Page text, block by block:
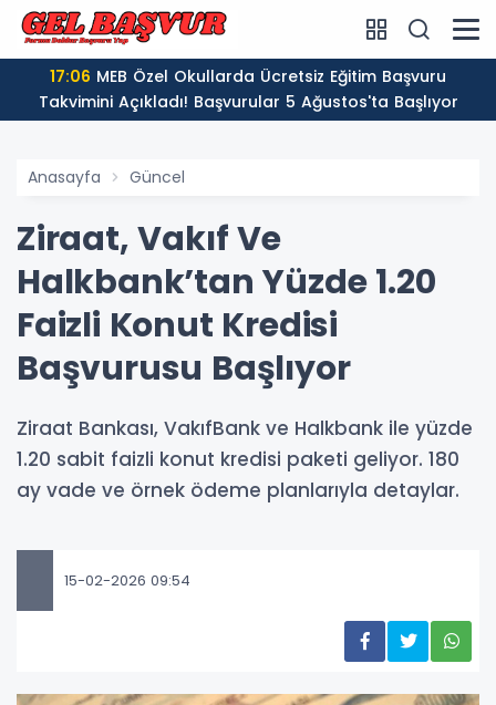
17:06
Takvimini Açıkladı! Başvurular 5 Ağustos'ta Başlıyor
Anasayfa Güncel
Ziraat, Vakıf Ve
Halkbank’tan Yüzde 1.20
Faizli Konut Kredisi
Başvurusu Başlıyor
Ziraat Bankası, VakıfBank ve Halkbank ile yüzde
1.20 sabit faizli konut kredisi paketi geliyor. 180
ay vade ve örnek ödeme planlarıyla detaylar.
15-02-2026 09:54